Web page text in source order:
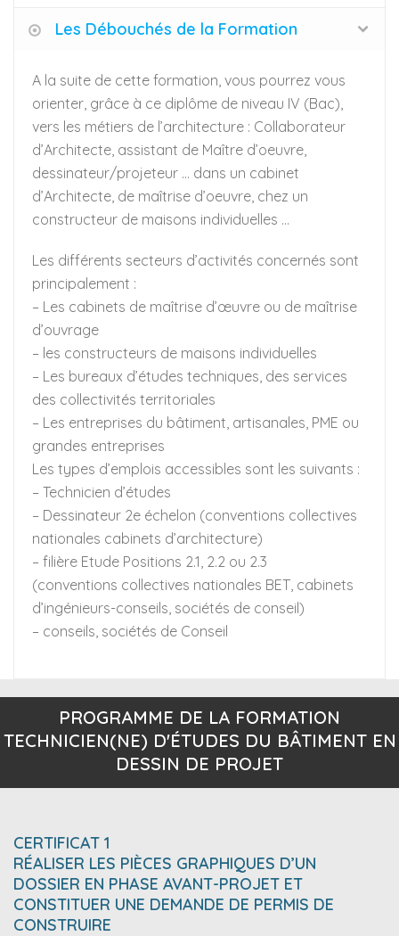
Les Débouchés de la Formation
A la suite de cette formation, vous pourrez vous
orienter, grâce à ce diplôme de niveau IV (Bac),
vers les métiers de l’architecture : Collaborateur
d’Architecte, assistant de Maître d’oeuvre,
dessinateur/projeteur … dans un cabinet
d’Architecte, de maîtrise d’oeuvre, chez un
constructeur de maisons individuelles …
Les différents secteurs d’activités concernés sont
principalement :
– Les cabinets de maîtrise d’œuvre ou de maîtrise
d’ouvrage
– les constructeurs de maisons individuelles
– Les bureaux d’études techniques, des services
des collectivités territoriales
– Les entreprises du bâtiment, artisanales, PME ou
grandes entreprises
Les types d’emplois accessibles sont les suivants :
– Technicien d’études
– Dessinateur 2e échelon (conventions collectives
nationales cabinets d’architecture)
– filière Etude Positions 2.1, 2.2 ou 2.3
(conventions collectives nationales BET, cabinets
d’ingénieurs-conseils, sociétés de conseil)
– conseils, sociétés de Conseil
PROGRAMME DE LA FORMATION
TECHNICIEN(NE) D'ÉTUDES DU BÂTIMENT EN
DESSIN DE PROJET
CERTIFICAT 1
RÉALISER LES PIÈCES GRAPHIQUES D’UN
DOSSIER EN PHASE AVANT-PROJET ET
CONSTITUER UNE DEMANDE DE PERMIS DE
CONSTRUIRE